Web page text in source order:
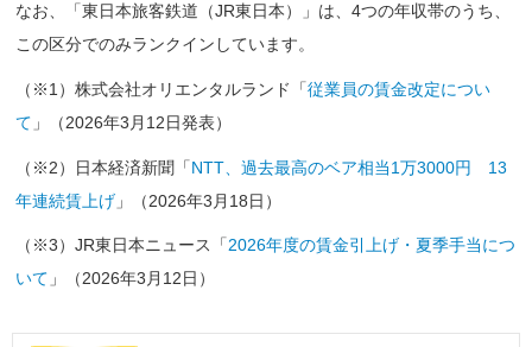
なお、「東日本旅客鉄道（JR東日本）」は、4つの年収帯のうち、
この区分でのみランクインしています。
（※1）株式会社オリエンタルランド「従業員の賃金改定につい
て 」（2026年3月12日発表）
（※2）日本経済新聞「NTT、過去最高のベア相当1万3000円 13
年連続賃上げ 」（2026年3月18日）
（※3）JR東日本ニュース「2026年度の賃金引上げ・夏季手当につ
いて 」（2026年3月12日）